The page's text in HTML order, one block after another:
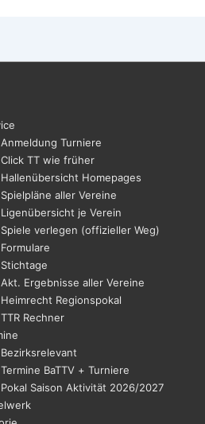
Anmeldung Turniere
Click TT wie früher
Hallenübersicht Homepages
Spielpläne aller Vereine
Ligenübersicht je Verein
Spiele verlegen (offizieller Weg)
Formulare
Stichtage
Akt. Ergebnisse aller Vereine
Heimrecht Regionspokal
TTR Rechner
Bezirksrelevant
Termine BaTTV + Turniere
Pokal Saison Aktivität 2026/2027